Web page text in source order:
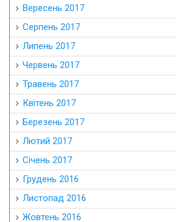
Вересень 2017
Серпень 2017
Липень 2017
Червень 2017
Травень 2017
Квітень 2017
Березень 2017
Лютий 2017
Січень 2017
Грудень 2016
Листопад 2016
Жовтень 2016